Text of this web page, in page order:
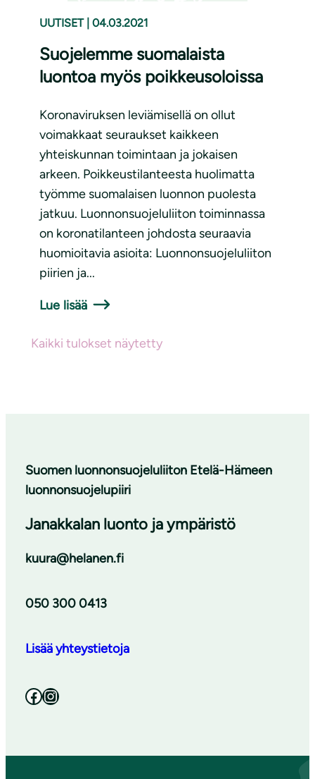
UUTISET 04.03.2021
Suojelemme suomalaista
luontoa myös poikkeusoloissa
Koronaviruksen leviämisellä on ollut
voimakkaat seuraukset kaikkeen
yhteiskunnan toimintaan ja jokaisen
arkeen. Poikkeustilanteesta huolimatta
työmme suomalaisen luonnon puolesta
jatkuu. Luonnonsuojeluliiton toiminnassa
on koronatilanteen johdosta seuraavia
huomioitavia asioita: Luonnonsuojeluliiton
piirien ja...
Lue lisää
Kaikki tulokset näytetty
Suomen luonnonsuojeluliiton Etelä-Hämeen
luonnonsuojelupiiri
Janakkalan luonto ja ympäristö
kuura@helanen.fi
050 300 0413
Lisää yhteystietoja
Facebook Instagram